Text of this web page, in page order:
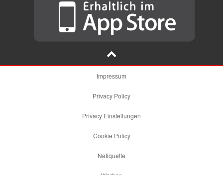
Impressum
Privacy Policy
Privacy Einstellungen
Cookie Policy
Netiquette